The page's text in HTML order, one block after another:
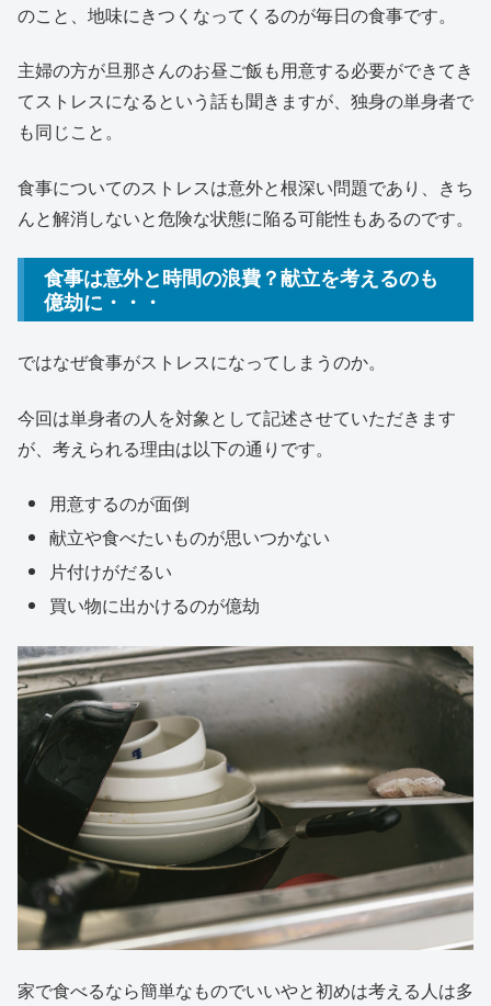
のこと、地味にきつくなってくるのが毎日の食事です。
主婦の方が旦那さんのお昼ご飯も用意する必要ができてき
てストレスになるという話も聞きますが、独身の単身者で
も同じこと。
食事についてのストレスは意外と根深い問題であり、きち
んと解消しないと危険な状態に陥る可能性もあるのです。
食事は意外と時間の浪費？献立を考えるのも
億劫に・・・
ではなぜ食事がストレスになってしまうのか。
今回は単身者の人を対象として記述させていただきます
が、考えられる理由は以下の通りです。
用意するのが面倒
献立や食べたいものが思いつかない
片付けがだるい
買い物に出かけるのが億劫
家で食べるなら簡単なものでいいやと初めは考える人は多